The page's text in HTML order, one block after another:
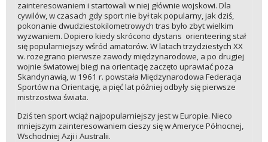
zainteresowaniem i startowali w niej głównie wojskowi. Dla
cywilów, w czasach gdy sport nie był tak popularny, jak dziś,
pokonanie dwudziestokilometrowych tras było zbyt wielkim
wyzwaniem. Dopiero kiedy skrócono dystans orienteering stał
się popularniejszy wśród amatorów. W latach trzydziestych XX
w. rozegrano pierwsze zawody międzynarodowe, a po drugiej
wojnie światowej biegi na orientację zaczęto uprawiać poza
Skandynawią, w 1961 r. powstała Międzynarodowa Federacja
Sportów na Orientację, a pięć lat później odbyły się pierwsze
mistrzostwa świata.
Dziś ten sport wciąż najpopularniejszy jest w Europie. Nieco
mniejszym zainteresowaniem cieszy się w Ameryce Północnej,
Wschodniej Azji i Australii.